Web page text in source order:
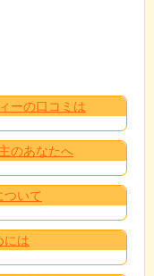
ーの口コミは
のあなたへ
ついて
には